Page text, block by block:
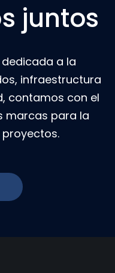
juntos
a la
infraestructura
contamos con el
marcas para la